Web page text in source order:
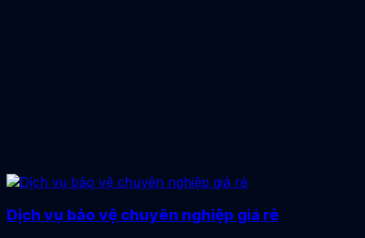
Dịch vụ bảo vệ chuyên nghiệp giá rẻ